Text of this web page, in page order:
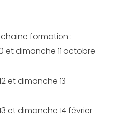
formation :
et dimanche 11 octobre
et dimanche 13
et dimanche 14 février